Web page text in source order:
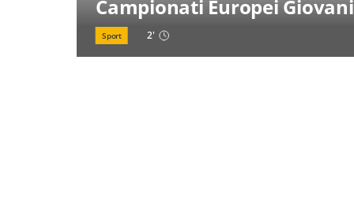
Campionati Europei
Sport 2'